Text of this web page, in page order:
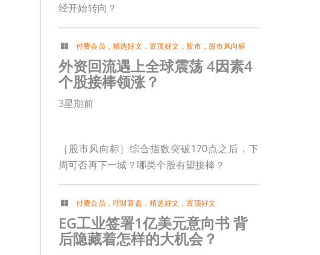
经开始转向？
付费会员 ，精选好文 ，置顶好文 ， 股市， 股市风向标
外资回流遇上全球震荡 4因素4
个股接棒领涨？
3星期前
［股市风向标］综合指数突破170点之后，下
周可否再下一城？哪类个股有望接棒？
付费会员 ，理财算盘 ，精选好文 ，置顶好文
EG工业签署1亿美元意向书 背
后隐藏着怎样的大机会？